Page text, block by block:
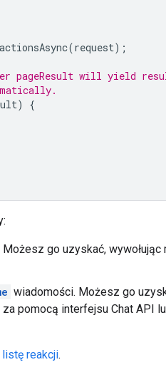
(request);
pageResult will yield
)
{
Możesz go uzyskać,
wiadomości. Możesz go
za pomocą interfejsu Chat API
reakcji.